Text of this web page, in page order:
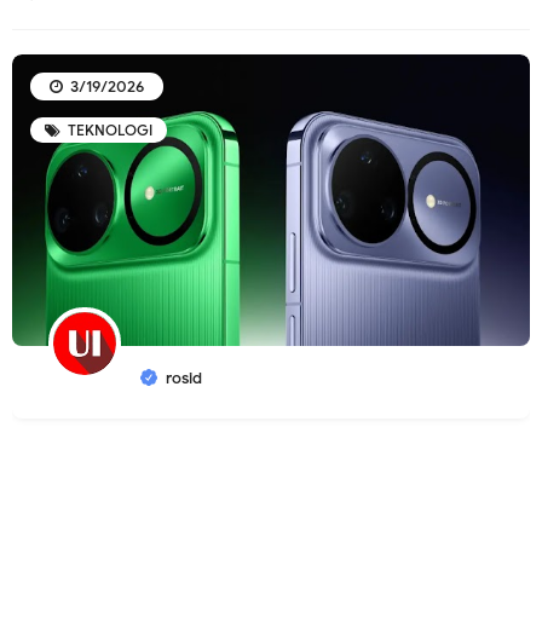
TEKNOLOGI
rosid
3/19/2026